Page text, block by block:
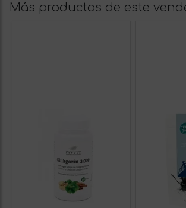
Más productos de este